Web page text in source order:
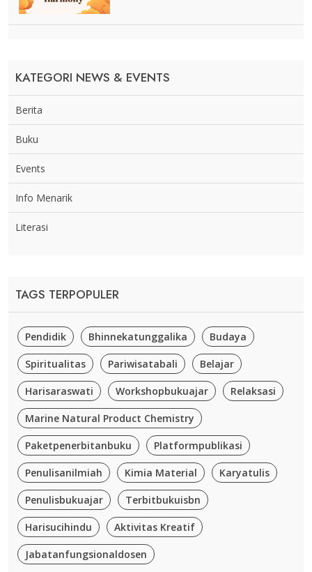
KATEGORI NEWS & EVENTS
Berita
Buku
Events
Info Menarik
Literasi
TAGS TERPOPULER
Pendidik Bhinnekatunggalika Budaya
Spiritualitas Pariwisatabali Belajar
Harisaraswati Workshopbukuajar Relaksasi
Marine Natural Product Chemistry
Paketpenerbitanbuku Platformpublikasi
Penulisanilmiah Kimia Material Karyatulis
Penulisbukuajar Terbitbukuisbn
Harisucihindu Aktivitas Kreatif
Jabatanfungsionaldosen